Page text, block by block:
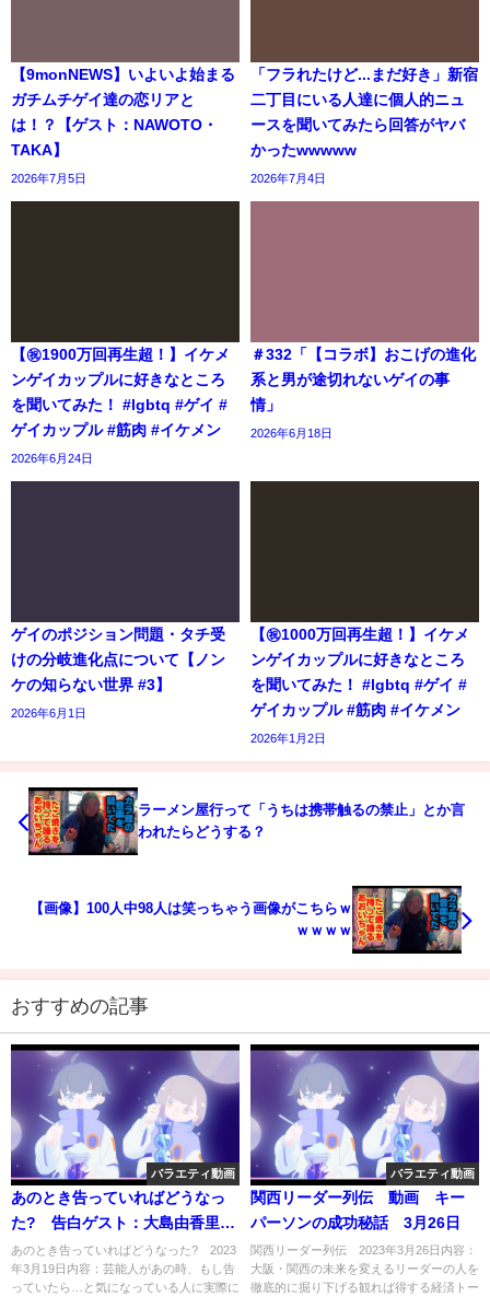
【9monNEWS】いよいよ始まる
ガチムチゲイ達の恋リアと
は！？【ゲスト：NAWOTO・
TAKA】
2026年7月5日
「フラれたけど...まだ好き」新宿
二丁目にいる人達に個人的ニュ
ースを聞いてみたら回答がヤバ
かったwwwww
2026年7月4日
【㊗️1900万回再生超！】イケメ
ンゲイカップルに好きなところ
を聞いてみた！ #lgbtq #ゲイ #
ゲイカップル #筋肉 #イケメン
2026年6月24日
＃332「【コラボ】おこげの進化
系と男が途切れないゲイの事
情」
2026年6月18日
ゲイのポジション問題・タチ受
けの分岐進化点について【ノン
ケの知らない世界 #3】
2026年6月1日
【㊗️1000万回再生超！】イケメ
ンゲイカップルに好きなところ
を聞いてみた！ #lgbtq #ゲイ #
ゲイカップル #筋肉 #イケメン
2026年1月2日
ラーメン屋行って「うちは携帯触るの禁止」とか言
われたらどうする？
【画像】100人中98人は笑っちゃう画像がこちらｗ
ｗｗｗｗ
おすすめの記事
バラエティ動画
あのとき告っていればどうなっ
た? 告白ゲスト：大島由香里、
黒谷友香、小園凌央 3月19日
あのとき告っていればどうなった? 2023
年3月19日内容：芸能人があの時、もし告
っていたら…と気になっている人に実際に
バラエティ動画
関西リーダー列伝 動画 キー
パーソンの成功秘話 3月26日
関西リーダー列伝 2023年3月26日内容：
大阪・関西の未来を変えるリーダーの人を
徹底的に掘り下げる観れば得する経済トー